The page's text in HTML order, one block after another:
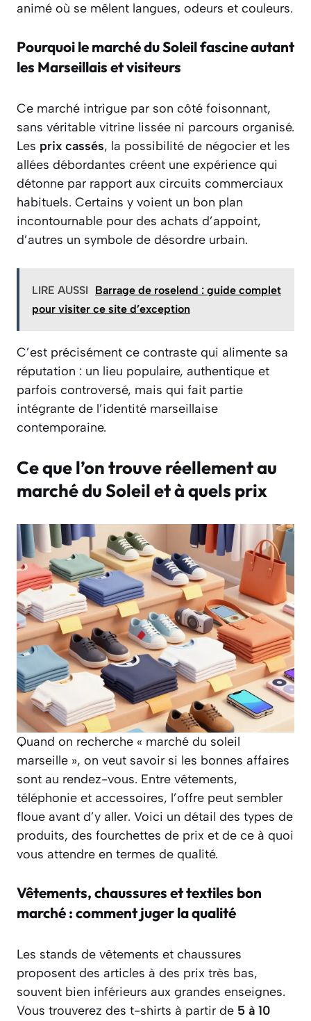
animé où se mêlent langues, odeurs et couleurs.
Pourquoi le marché du Soleil fascine autant
les Marseillais et visiteurs
Ce marché intrigue par son côté foisonnant,
sans véritable vitrine lissée ni parcours organisé.
Les prix cassés, la possibilité de négocier et les
allées débordantes créent une expérience qui
détonne par rapport aux circuits commerciaux
habituels. Certains y voient un bon plan
incontournable pour des achats d’appoint,
d’autres un symbole de désordre urbain.
LIRE AUSSI
Barrage de roselend : guide complet
pour visiter ce site d’exception
C’est précisément ce contraste qui alimente sa
réputation : un lieu populaire, authentique et
parfois controversé, mais qui fait partie
intégrante de l’identité marseillaise
contemporaine.
Ce que l’on trouve réellement au
marché du Soleil et à quels prix
Quand on recherche « marché du soleil
marseille », on veut savoir si les bonnes affaires
sont au rendez-vous. Entre vêtements,
téléphonie et accessoires, l’offre peut sembler
floue avant d’y aller. Voici un détail des types de
produits, des fourchettes de prix et de ce à quoi
vous attendre en termes de qualité.
Vêtements, chaussures et textiles bon
marché : comment juger la qualité
Les stands de vêtements et chaussures
proposent des articles à des prix très bas,
souvent bien inférieurs aux grandes enseignes.
Vous trouverez des t-shirts à partir de 5 à 10